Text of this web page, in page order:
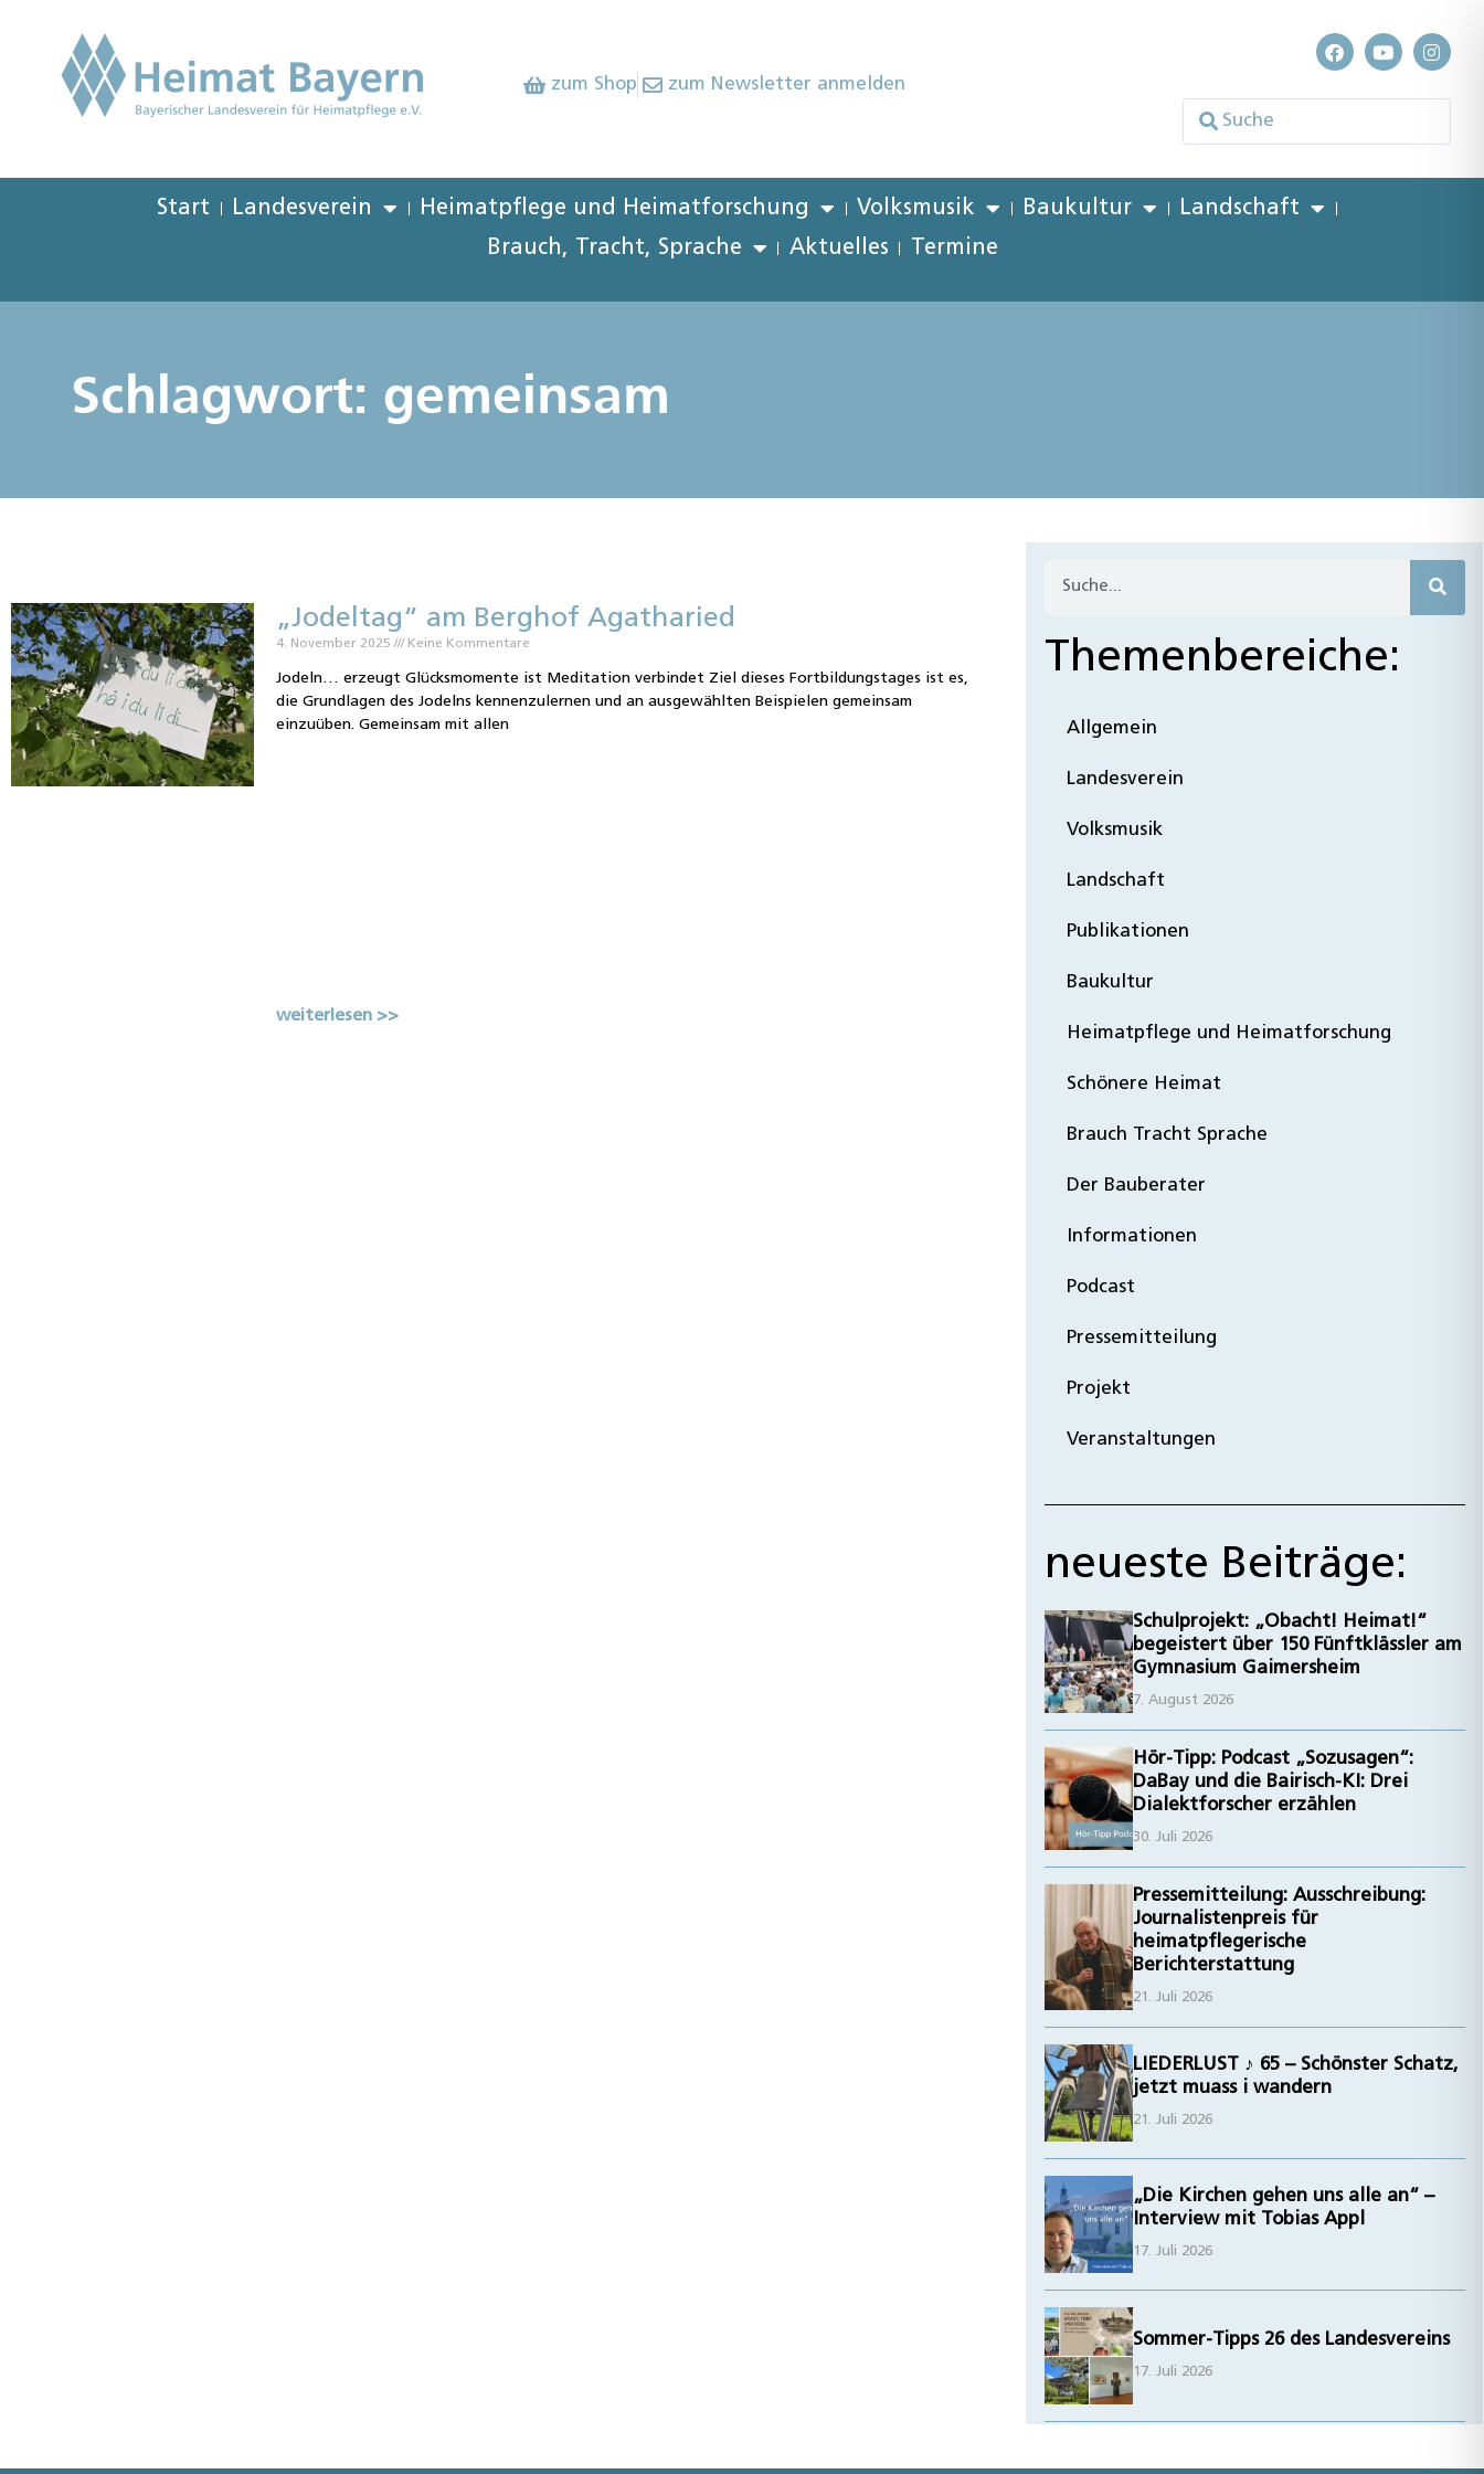
zum Shop zum Newsletter anmelden
Start Landesverein Heimatpflege und Heimatforschung Volksmusik Baukultur
Landschaft
Brauch, Tracht, Sprache
Aktuelles Termine
Schlagwort: gemeinsam
„Jodeltag“ am Berghof Agatharied
4. November 2025 Keine Kommentare
Jodeln… erzeugt Glücksmomente ist Meditation verbindet Ziel dieses Fortbildungstages ist es,
die Grundlagen des Jodelns kennenzulernen und an ausgewählten Beispielen gemeinsam
einzuüben. Gemeinsam mit allen
weiterlesen >>
Themenbereiche:
Allgemein
Landesverein
Volksmusik
Landschaft
Publikationen
Baukultur
Heimatpflege und Heimatforschung
Schönere Heimat
Brauch Tracht Sprache
Der Bauberater
Informationen
Podcast
Pressemitteilung
Projekt
Veranstaltungen
neueste Beiträge:
Schulprojekt: „Obacht! Heimat!“
begeistert über 150 Fünftklässler am
Gymnasium Gaimersheim
7. August 2026
Hör-Tipp: Podcast „Sozusagen“:
DaBay und die Bairisch-KI: Drei
Dialektforscher erzählen
30. Juli 2026
Pressemitteilung: Ausschreibung:
Journalistenpreis für
heimatpflegerische
Berichterstattung
21. Juli 2026
LIEDERLUST ♪ 65 – Schönster Schatz,
jetzt muass i wandern
21. Juli 2026
„Die Kirchen gehen uns alle an“ –
Interview mit Tobias Appl
17. Juli 2026
Sommer-Tipps 26 des Landesvereins
17. Juli 2026